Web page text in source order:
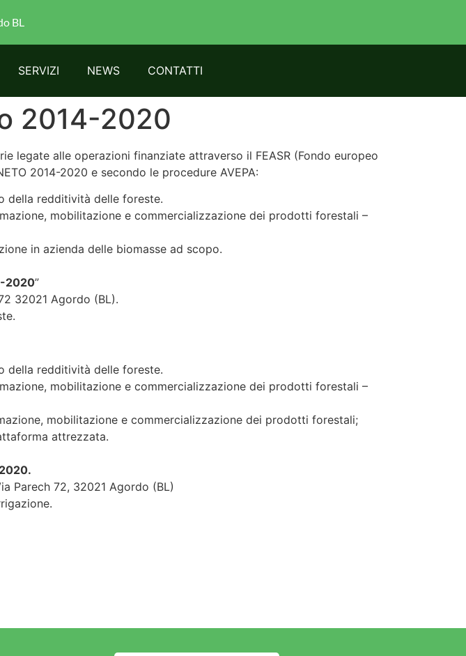
BL
SERVIZI NEWS CONTATTI
2014-2020
legate alle operazioni finanziate attraverso il FEASR (Fondo europeo
2014-2020 e secondo le procedure AVEPA:
della redditività delle foreste.
mobilitazione e commercializzazione dei prodotti forestali –
in azienda delle biomasse ad scopo.
2020”
32021 Agordo (BL).
della redditività delle foreste.
mobilitazione e commercializzazione dei prodotti forestali –
mobilitazione e commercializzazione dei prodotti forestali;
attrezzata.
Parech 72, 32021 Agordo (BL)